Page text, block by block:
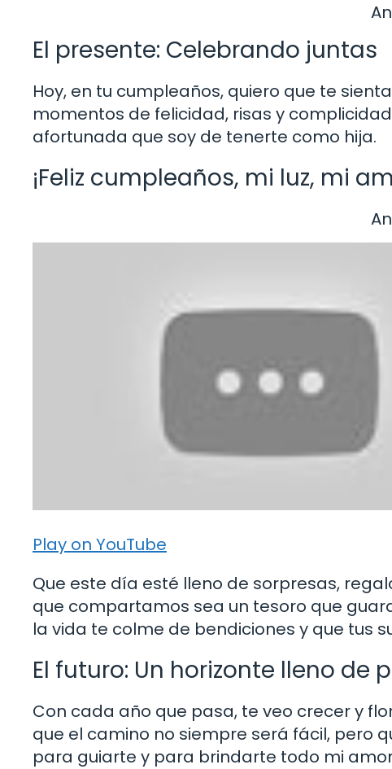
El presente: Celebrando juntas
Hoy, en tu cumpleaños, quiero que te
momentos de felicidad, risas y
afortunada que soy de tenerte como hija.
¡Feliz cumpleaños, mi luz, mi
Play on YouTube
Que este día esté lleno de sorpresas,
que compartamos sea un tesoro que
la vida te colme de bendiciones y que tus
El futuro: Un horizonte lleno de
Con cada año que pasa, te veo crecer y
que el camino no siempre será fácil, pero
para guiarte y para brindarte todo mi